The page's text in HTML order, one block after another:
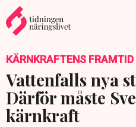
KÄRNKRAFTENS FRAMTID
Vattenfalls nya
Därför måste
kärnkraft